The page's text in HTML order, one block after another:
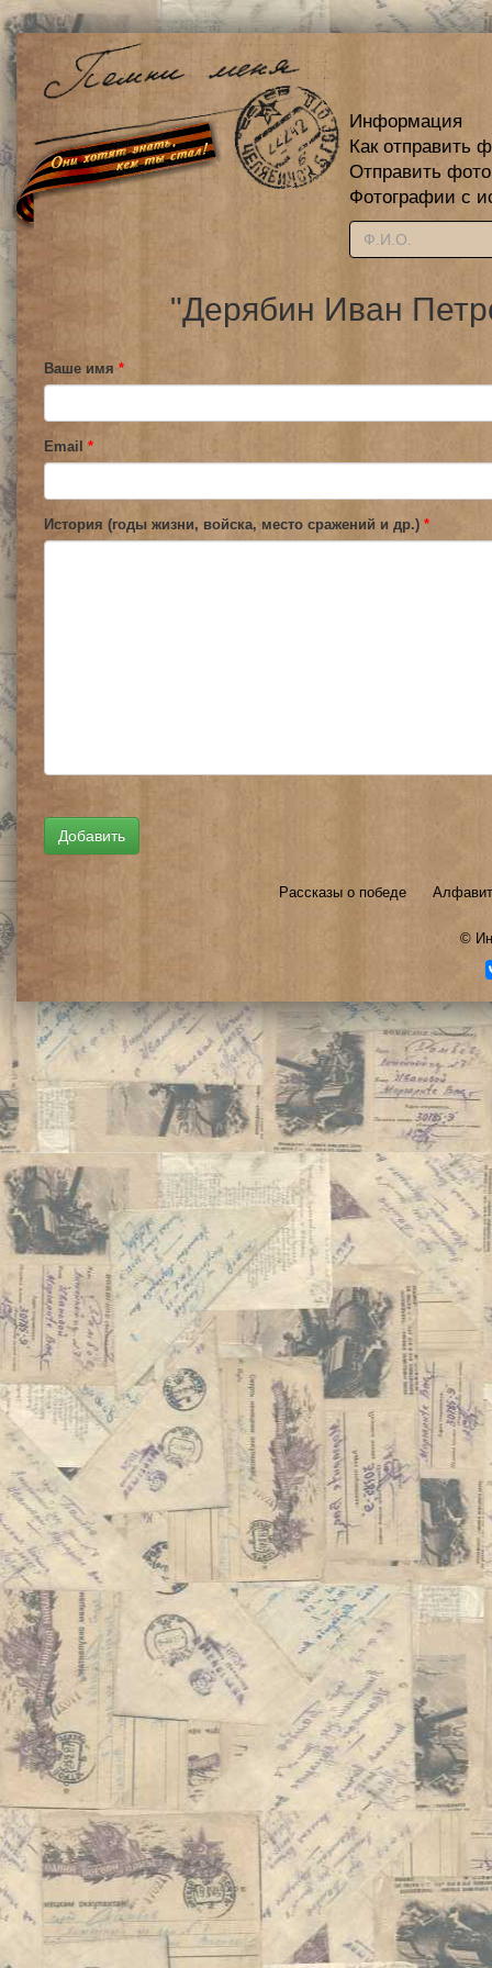
Информация
Как отправить
Отправить
Фотографии с
"Дерябин Иван
Ваше имя *
Email *
История (годы жизни, войска, место сражений и др.) *
Рассказы о победе
©